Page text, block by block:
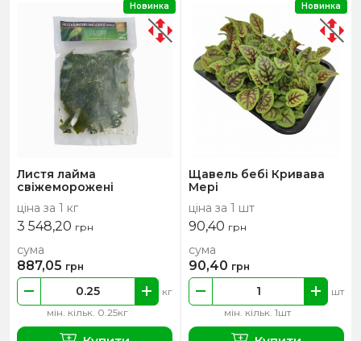
Листя лайма
свіжеморожені
ціна за 1 кг
3 548,20 грн
мін. кільк. 0.25кг
кг
сума
887,05 грн
Новинка
Щавель бебі Кривава
Мері
ціна за 1 шт
90,40 грн
мін. кільк. 1шт
шт
сума
90,40 грн
Новинка